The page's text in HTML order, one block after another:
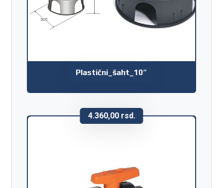
Plastični_šaht_10″
4.360,00 rsd.